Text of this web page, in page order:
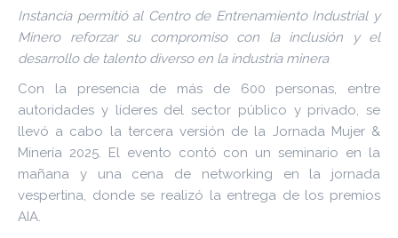
Instancia permitió al Centro de Entrenamiento Industrial y
Minero reforzar su compromiso con la inclusión y el
desarrollo de talento diverso en la industria minera
Con la presencia de más de 600 personas, entre
autoridades y líderes del sector público y privado, se
llevó a cabo la tercera versión de la Jornada Mujer &
Minería 2025. El evento contó con un seminario en la
mañana y una cena de networking en la jornada
vespertina, donde se realizó la entrega de los premios
AIA.